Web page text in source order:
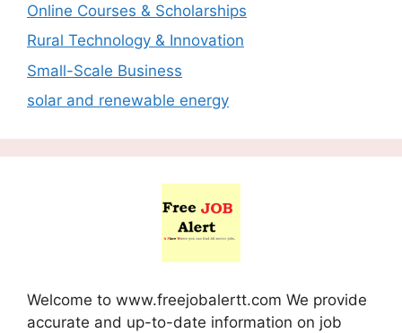
Online Courses & Scholarships
Rural Technology & Innovation
Small-Scale Business
solar and renewable energy
Welcome to www.freejobalertt.com We provide
accurate and up-to-date information on job